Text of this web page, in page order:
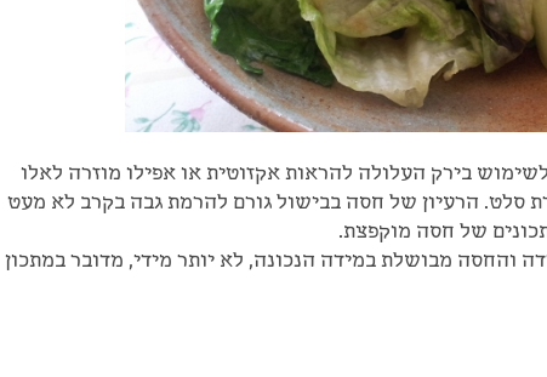
בירק העלולה להראות אקזוטית או אפילו מוזרה לאלו
סלט. הרעיון של חסה בבישול גורם להרמת גבה בקרב לא מעט
של חסה מוקפצת.
והחסה מבושלת במידה הנכונה, לא יותר מידי, מדובר במתכון